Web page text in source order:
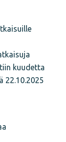
kuudetta
22.10.2025